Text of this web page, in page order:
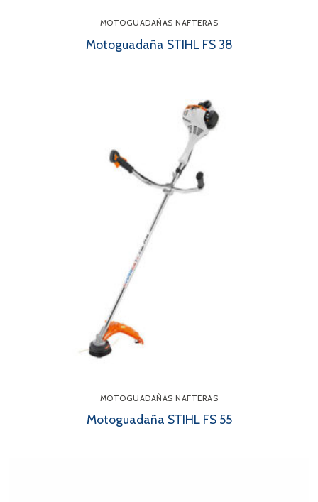
MOTOGUADAÑAS NAFTERAS
Motoguadaña STIHL FS 38
MOTOGUADAÑAS NAFTERAS
Motoguadaña STIHL FS 55